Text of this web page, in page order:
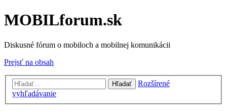
MOBILforum.sk
Diskusné fórum o mobiloch a mobilnej komunikácii
Prejsť na obsah
Hľadať
Rozšírené
vyhľadávanie